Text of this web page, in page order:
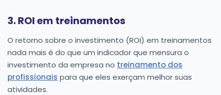
3. ROI em treinamentos
O retorno sobre o investimento (ROI) em treinamentos
nada mais é do que um indicador que mensura o
investimento da empresa no treinamento dos
profissionais para que eles exerçam melhor suas
atividades.